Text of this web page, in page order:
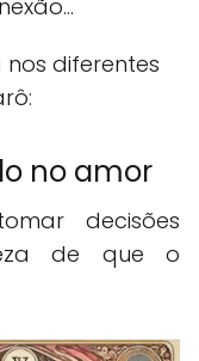
diferentes
no amor
decisões
de que o